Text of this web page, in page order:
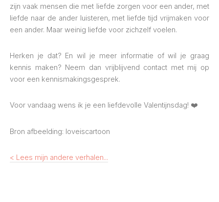
zijn vaak mensen die met liefde zorgen voor een ander, met
liefde naar de ander luisteren, met liefde tijd vrijmaken voor
een ander. Maar weinig liefde voor zichzelf voelen.
Herken je dat? En wil je meer informatie of wil je graag
kennis maken? Neem dan vrijblijvend contact met mij op
voor een kennismakingsgesprek.
Voor vandaag wens ik je een liefdevolle Valentijnsdag! ❤️
Bron afbeelding: loveiscartoon
< Lees mijn andere verhalen...